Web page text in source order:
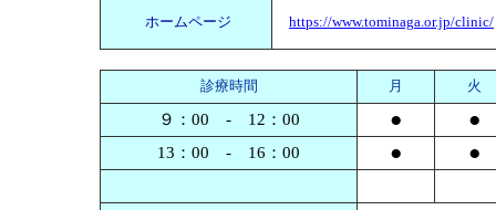
ホームページ https://www.tominaga.or.jp/clinic/
診療時間 月 火
９：00 - 12：00 ● ●
13：00 - 16：00 ● ●